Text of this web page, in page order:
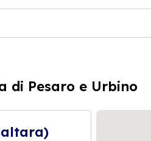
di Pesaro e Urbino